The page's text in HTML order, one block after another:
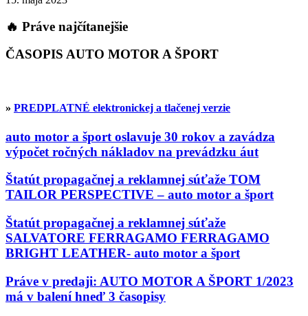
🔥 Práve najčítanejšie
ČASOPIS AUTO MOTOR A ŠPORT
» PREDPLATNÉ elektronickej a tlačenej verzie
auto motor a šport oslavuje 30 rokov a zavádza
výpočet ročných nákladov na prevádzku áut
Štatút propagačnej a reklamnej súťaže TOM
TAILOR PERSPECTIVE – auto motor a šport
Štatút propagačnej a reklamnej súťaže
SALVATORE FERRAGAMO FERRAGAMO
BRIGHT LEATHER- auto motor a šport
Práve v predaji: AUTO MOTOR A ŠPORT 1/2023
má v balení hneď 3 časopisy